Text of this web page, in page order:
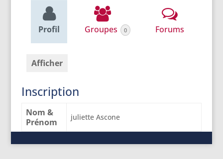
Profil Groupes 0 Forums
Afficher
Inscription
Nom &
Prénom
juliette Ascone